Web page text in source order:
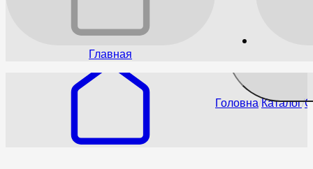
Главная
ГоловнаКаталог